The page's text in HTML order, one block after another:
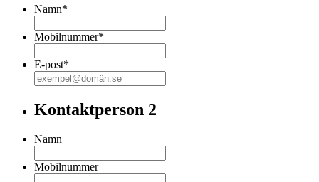
Namn*
Mobilnummer*
E-post*
Kontaktperson 2
Namn
Mobilnummer